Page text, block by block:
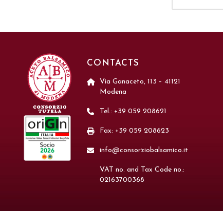
CONTACTS
Via Ganaceto, 113 – 41121
Modena
Tel.: +39 059 208621
Fax: +39 059 208623
info@consorziobalsamico.it
VAT no. and Tax Code no.:
02163700368